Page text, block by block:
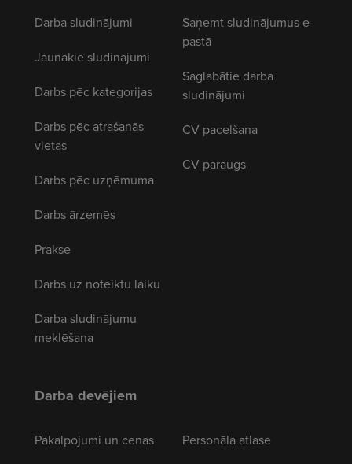
Darba sludinājumi
Jaunākie sludinājumi
Darbs pēc kategorijas
Darbs pēc atrašanās
vietas
Darbs pēc uzņēmuma
Darbs ārzemēs
Prakse
Darbs uz noteiktu laiku
Darba sludinājumu
meklēšana
Saņemt sludinājumus e-
pastā
Saglabātie darba
sludinājumi
CV pacelšana
CV paraugs
Darba devējiem
Pakalpojumi un cenas
Personāla atlase